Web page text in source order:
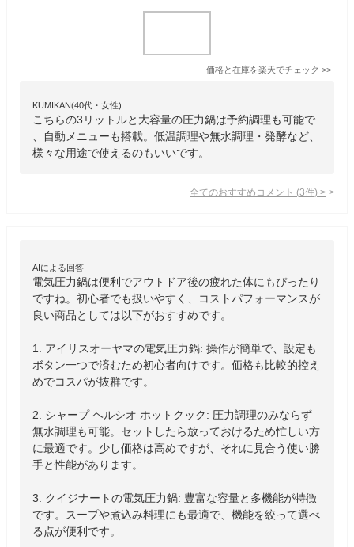
価格と在庫を楽天でチェック >>
KUMIKAN(40代・女性)
こちらの3リットルと大容量の圧力鍋は予約調理も可能で
、自動メニューも搭載。低温調理や無水調理・発酵など、
様々な用途で使えるのもいいです。
全てのおすすめコメント (3件) >
AIによる回答
電気圧力鍋は便利でアウトドア後の疲れた体にもぴったり
ですね。初心者でも扱いやすく、コストパフォーマンスが
良い商品としては以下がおすすめです。
1. アイリスオーヤマの電気圧力鍋: 操作が簡単で、設定も
ボタン一つで済むため初心者向けです。価格も比較的控え
めでコスパが抜群です。
2. シャープ ヘルシオ ホットクック: 圧力調理のみならず
無水調理も可能。セットしたら放っておけるため忙しい方
に最適です。少し価格は高めですが、それに見合う使い勝
手と性能があります。
3. クイジナートの電気圧力鍋: 豊富な容量と多機能が特徴
です。スープや煮込み料理にも最適で、機能を絞って選べ
る点が便利です。